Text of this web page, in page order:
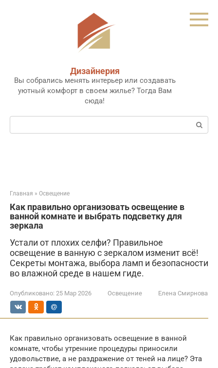
Дизайнерия
Вы собрались менять интерьер или создавать
уютный комфорт в своем жилье? Тогда Вам
сюда!
Поиск:
Главная » Освещение
Как правильно организовать освещение в
ванной комнате и выбрать подсветку для
зеркала
Устали от плохих селфи? Правильное
освещение в ванную с зеркалом изменит всё!
Секреты монтажа, выбора ламп и безопасности
во влажной среде в нашем гиде.
Опубликовано: 25 Мар 2026 Освещение Елена Смирнова
Как правильно организовать освещение в ванной
комнате, чтобы утренние процедуры приносили
удовольствие, а не раздражение от теней на лице? Эта